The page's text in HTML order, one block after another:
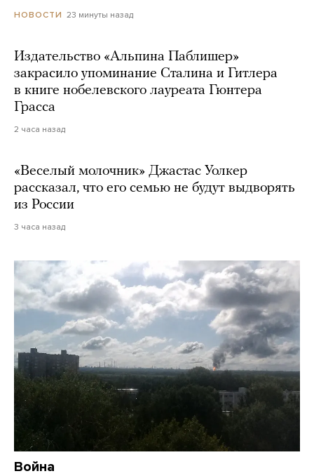
НОВОСТИ 23 минуты назад
Издательство «Альпина Паблишер»
закрасило упоминание Сталина и Гитлера
в книге нобелевского лауреата Гюнтера
Грасса
2 часа назад
«Веселый молочник» Джастас Уолкер
рассказал, что его семью не будут выдворять
из России
3 часа назад
Война